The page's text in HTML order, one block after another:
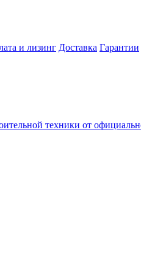
и лизинг Доставка Гарантии